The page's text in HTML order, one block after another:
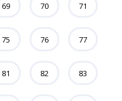
69 70 71
75 76 77
81 82 83